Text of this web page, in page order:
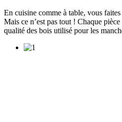
En cuisine comme à table, vous
Mais ce n’est pas tout ! Chaque
qualité des bois utilisé pour les